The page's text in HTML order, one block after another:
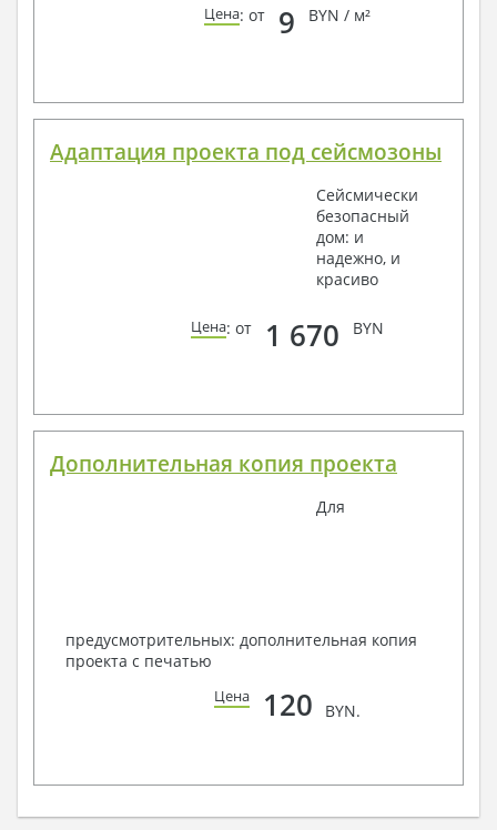
Цена: от 9 BYN / м²
Адаптация проекта под сейсмозоны
Сейсмически
безопасный
дом: и
надежно, и
красиво
Цена: от 1 670 BYN
Дополнительная копия проекта
Для
предусмотрительных: дополнительная копия
проекта с печатью
Цена 120 BYN.